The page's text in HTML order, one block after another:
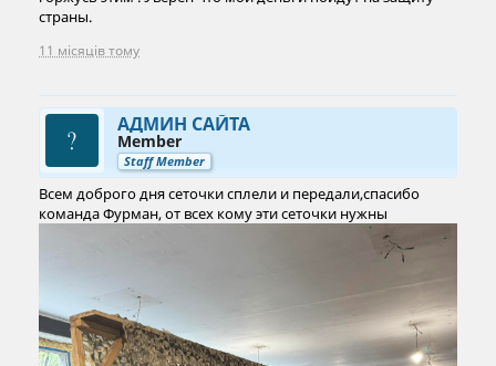
страны.
11 місяців тому
АДМИН САЙТА
Member
Staff Member
Всем доброго дня сеточки сплели и передали,спасибо
команда Фурман, от всех кому эти сеточки нужны